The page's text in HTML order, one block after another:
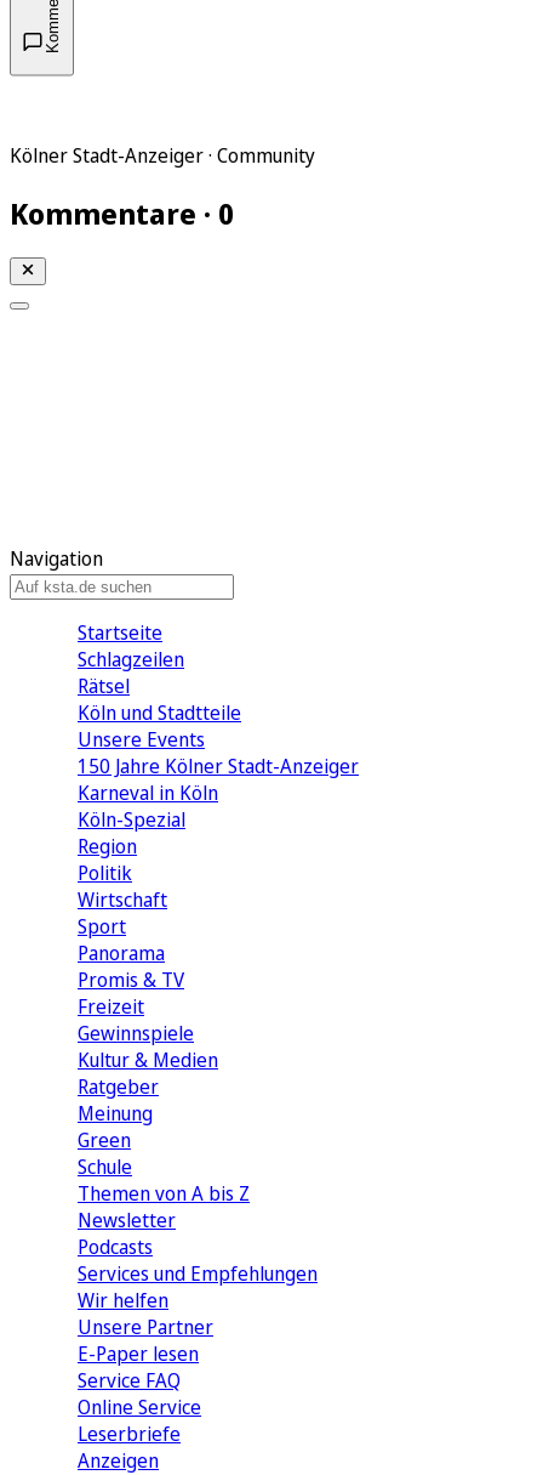
Kölner Stadt-Anzeiger · Community
Kommentare · 0
Navigation
Startseite
Schlagzeilen
Rätsel
Köln und Stadtteile
Unsere Events
150 Jahre Kölner Stadt-Anzeiger
Karneval in Köln
Köln-Spezial
Region
Politik
Wirtschaft
Sport
Panorama
Promis & TV
Freizeit
Gewinnspiele
Kultur & Medien
Ratgeber
Meinung
Green
Schule
Themen von A bis Z
Newsletter
Podcasts
Services und Empfehlungen
Wir helfen
Unsere Partner
E-Paper lesen
Service FAQ
Online Service
Leserbriefe
Anzeigen